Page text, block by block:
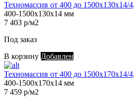
Техномассив от 400 до
400-1500х130х14 мм
7 403 р/м2
Под заказ
В корзину Добавлен
Техномассив от 400 до
400-1500х170х14 мм
7 459 р/м2